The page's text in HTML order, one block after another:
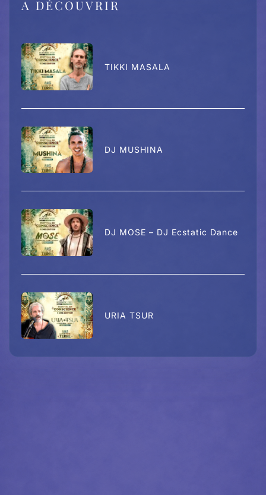
A DÉCOUVRIR
TIKKI MASALA
DJ MUSHINA
DJ MOSE – DJ Ecstatic Dance
URIA TSUR